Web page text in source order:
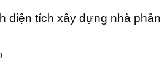
diện tích xây dựng nhà phần